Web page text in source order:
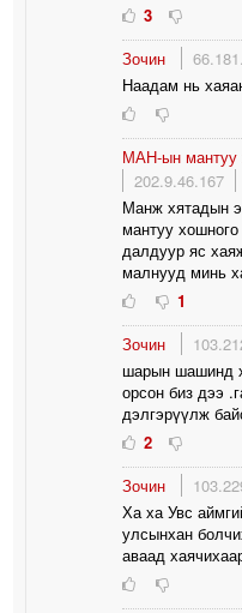
3
Зочин
Наадам нь
МАН-ын мантуу
202.9.46.167
Манж хятадын
мантуу
далдуур яс
малнууд минь
1
Зочин
шарын шашинд
орсон биз дээ
дэлгэрүүлж
2
Зочин
Ха ха Увс
улсынхан
аваад